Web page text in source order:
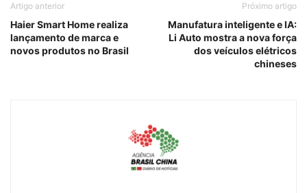
Artigo anterior
Haier Smart Home realiza
lançamento de marca e
novos produtos no Brasil
Próximo artigo
Manufatura inteligente e IA:
Li Auto mostra a nova força
dos veículos elétricos
chineses